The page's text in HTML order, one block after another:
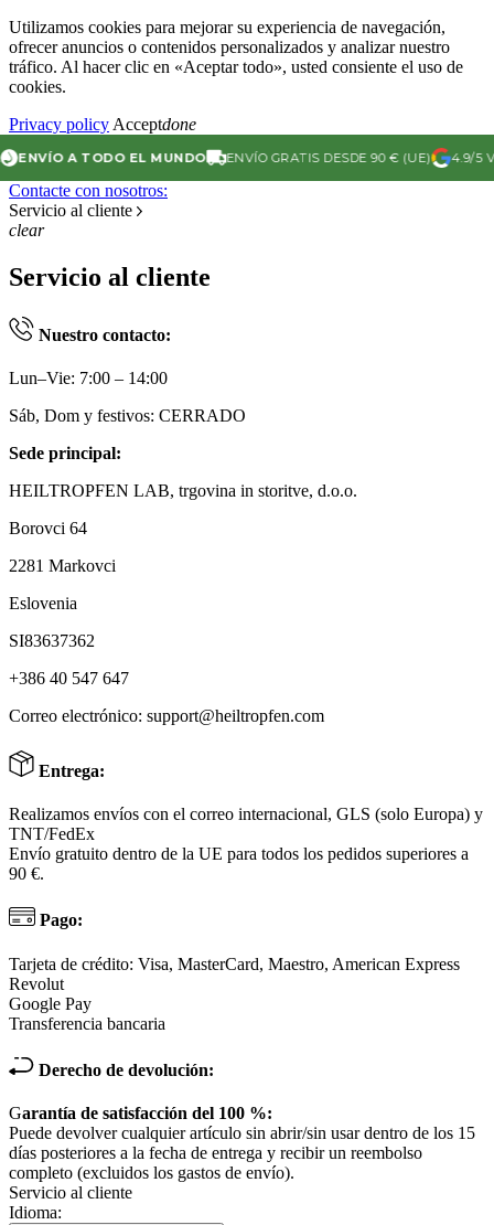
Utilizamos cookies para mejorar su experiencia de navegación,
ofrecer anuncios o contenidos personalizados y analizar nuestro
tráfico. Al hacer clic en «Aceptar todo», usted consiente el uso de
cookies.
Privacy policy Acceptdone
A TODO EL MUNDO ENVÍO GRATIS DESDE 90 € (UE) 4.9/5
Contacte con nosotros:
Servicio al cliente
clear
Servicio al cliente
Nuestro contacto:
Lun–Vie: 7:00 – 14:00
Sáb, Dom y festivos: CERRADO
Sede principal:
HEILTROPFEN LAB, trgovina in storitve, d.o.o.
Borovci 64
2281 Markovci
Eslovenia
SI83637362
+386 40 547 647
Correo electrónico: support@heiltropfen.com
Entrega:
Realizamos envíos con el correo internacional, GLS (solo Europa) y
TNT/FedEx
Envío gratuito dentro de la UE para todos los pedidos superiores a
90 €.
Pago:
Tarjeta de crédito: Visa, MasterCard, Maestro, American Express
Revolut
Google Pay
Transferencia bancaria
Derecho de devolución:
Garantía de satisfacción del 100 %:
Puede devolver cualquier artículo sin abrir/sin usar dentro de los 15
días posteriores a la fecha de entrega y recibir un reembolso
completo (excluidos los gastos de envío).
Servicio al cliente
Idioma: